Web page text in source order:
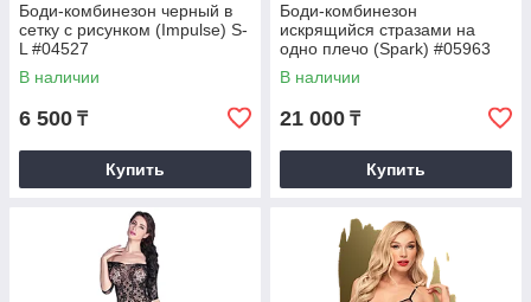
Боди-комбинезон черный в
сетку с рисунком (Impulse) S-
L #04527
В наличии
6 500 ₸
Купить
Боди-комбинезон
искрящийся стразами на
одно плечо (Spark) #05963
В наличии
21 000 ₸
Купить